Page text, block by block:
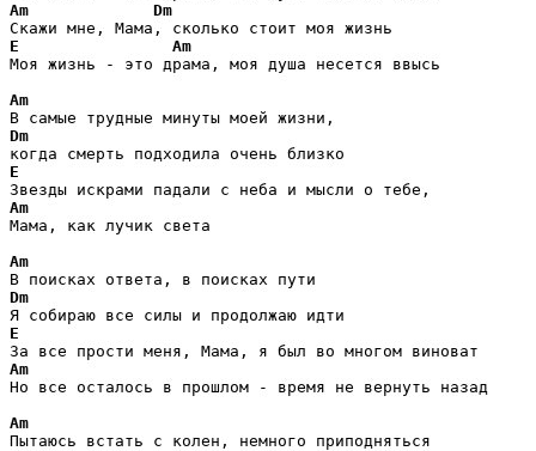
Am
Dm
E
Am
Моя жизнь - это драма, моя душа несется ввысь
Am
Dm
E
Am
Мама, как лучик света
Am
Dm
E
Am
Но все осталось в прошлом - время не вернуть назад
Am